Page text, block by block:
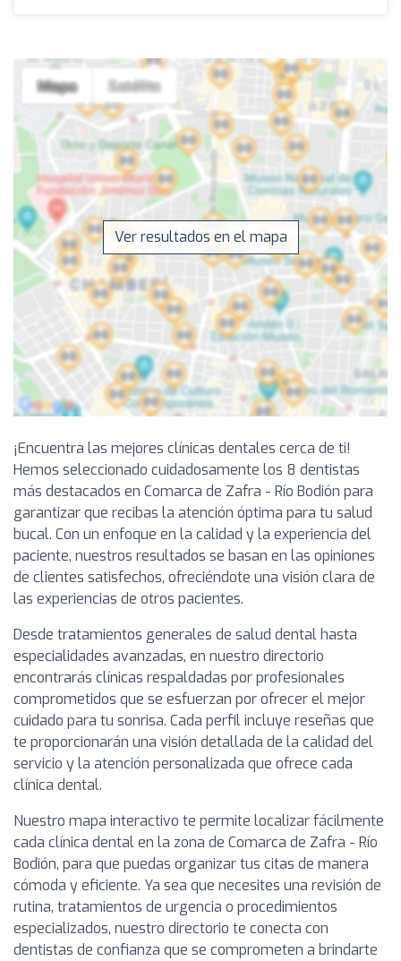
Ver resultados en el mapa
¡Encuentra las mejores clínicas dentales cerca de ti!
Hemos seleccionado cuidadosamente los 8 dentistas
más destacados en Comarca de Zafra - Río Bodión para
garantizar que recibas la atención óptima para tu salud
bucal. Con un enfoque en la calidad y la experiencia del
paciente, nuestros resultados se basan en las opiniones
de clientes satisfechos, ofreciéndote una visión clara de
las experiencias de otros pacientes.
Desde tratamientos generales de salud dental hasta
especialidades avanzadas, en nuestro directorio
encontrarás clínicas respaldadas por profesionales
comprometidos que se esfuerzan por ofrecer el mejor
cuidado para tu sonrisa. Cada perfil incluye reseñas que
te proporcionarán una visión detallada de la calidad del
servicio y la atención personalizada que ofrece cada
clínica dental.
Nuestro mapa interactivo te permite localizar fácilmente
cada clínica dental en la zona de Comarca de Zafra - Río
Bodión, para que puedas organizar tus citas de manera
cómoda y eficiente. Ya sea que necesites una revisión de
rutina, tratamientos de urgencia o procedimientos
especializados, nuestro directorio te conecta con
dentistas de confianza que se comprometen a brindarte